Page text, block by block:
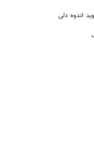
اندوه دلی